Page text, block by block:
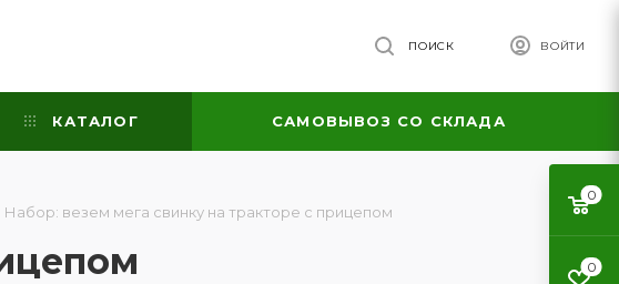
ВОЙТИ
ПОИСК
КАТАЛОГ САМОВЫВОЗ СО СКЛАДА
Набор: везем мега свинку на тракторе с прицепом
0
0